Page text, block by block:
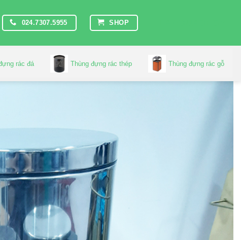
024.7307.5955 SHOP
rác đá Thùng đựng rác thép Thùng đựng rác gỗ